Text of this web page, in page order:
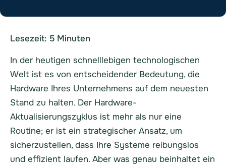
Lesezeit: 5 Minuten
In der heutigen schnelllebigen technologischen
Welt ist es von entscheidender Bedeutung, die
Hardware Ihres Unternehmens auf dem neuesten
Stand zu halten. Der Hardware-
Aktualisierungszyklus ist mehr als nur eine
Routine; er ist ein strategischer Ansatz, um
sicherzustellen, dass Ihre Systeme reibungslos
und effizient laufen. Aber was genau beinhaltet ein